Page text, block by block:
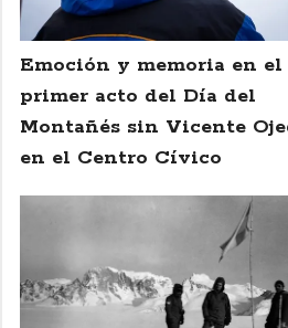
Emoción y memoria en el
primer acto del Día del
Montañés sin Vicente
en el Centro Cívico